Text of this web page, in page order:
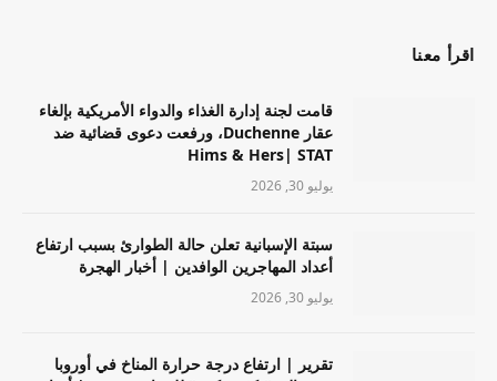
اقرأ معنا
قامت لجنة إدارة الغذاء والدواء الأمريكية بإلغاء
عقار Duchenne، ورفعت دعوى قضائية ضد
Hims & Hers| STAT
يوليو 30, 2026
سبتة الإسبانية تعلن حالة الطوارئ بسبب ارتفاع
أعداد المهاجرين الوافدين | أخبار الهجرة
يوليو 30, 2026
تقرير | ارتفاع درجة حرارة المناخ في أوروبا